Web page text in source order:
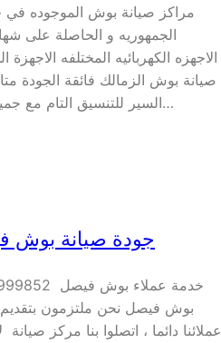
مراكز صيانة بوش الموجوده
الجمهوريه و الحاصلة على
الاجهزه الكهربائيه المختلفه
صيانة بوش الزمالك فائقة
السير للتنسيق التام مع جميع عملاء مركز صيانة بوش في…
جودة صيانة بوش فيصل
بوش فيصل نحن ملتزمون
عملائنا دائما ، اتصلوا بنا مركز